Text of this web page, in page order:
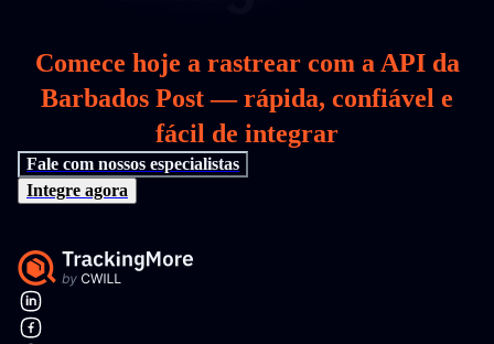
Comece hoje a rastrear com a API da
Barbados Post — rápida, confiável e
fácil de integrar
Fale com nossos especialistas
Integre agora